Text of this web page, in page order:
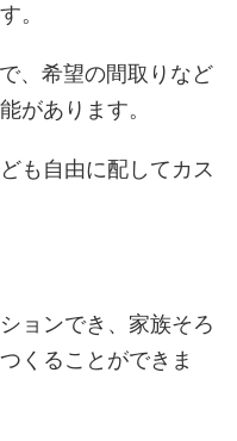
。
、希望の間取りなど
があります。
も自由に配してカス
ョンでき、家族そろ
くることができま